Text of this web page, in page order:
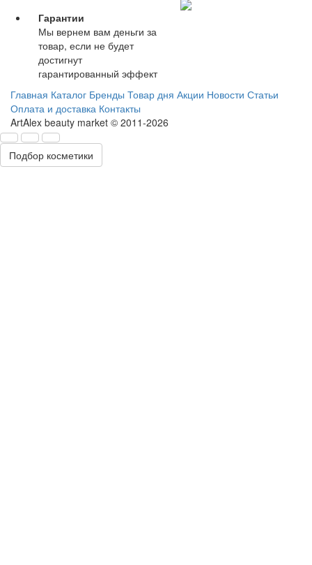
Гарантии
Мы вернем вам деньги за
товар, если не будет
достигнут
гарантированный эффект
Главная Каталог Бренды Товар дня Акции Новости Статьи
Оплата и доставка Контакты
ArtAlex beauty market © 2011-2026
Подбор косметики